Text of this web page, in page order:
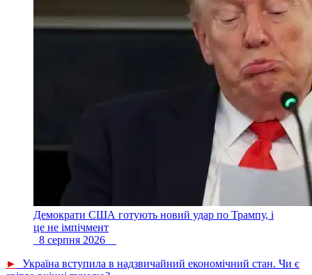
Демократи США готують новий удар по Трампу, і
це не імпічмент
8 серпня 2026
►
Україна вступила в надзвичайний економічний стан. Чи є